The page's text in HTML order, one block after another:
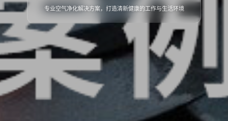
专业空气净化解决方案，打造清新健康的工作与生活环境
全流程专业服务，确保每一个细节都精益求精，呈现完美空间